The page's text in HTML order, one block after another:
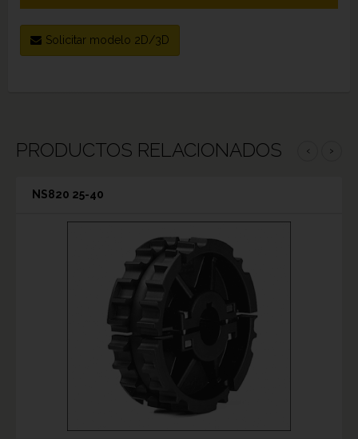
Solicitar modelo 2D/3D
PRODUCTOS RELACIONADOS ‹ ›
NS820 25-40